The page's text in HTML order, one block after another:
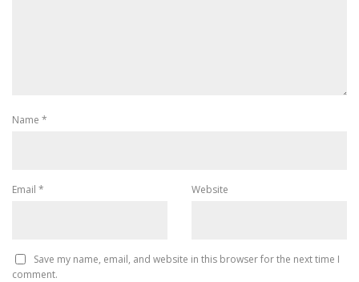
Name *
Email * Website
Save my name, email, and website in this browser for the next time I
comment.